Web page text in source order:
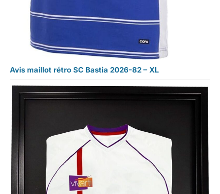
Avis maillot rétro SC Bastia 2026-82 – XL